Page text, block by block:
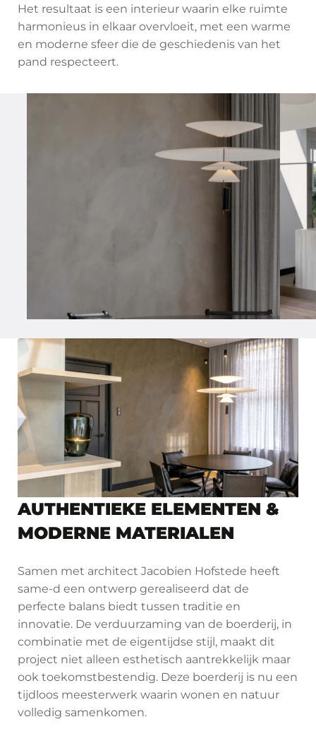
Het resultaat is een interieur waarin elke ruimte
harmonieus in elkaar overvloeit, met een warme
en moderne sfeer die de geschiedenis van het
pand respecteert.
AUTHENTIEKE ELEMENTEN &
MODERNE MATERIALEN
Samen met architect Jacobien Hofstede heeft
same-d een ontwerp gerealiseerd dat de
perfecte balans biedt tussen traditie en
innovatie. De verduurzaming van de boerderij, in
combinatie met de eigentijdse stijl, maakt dit
project niet alleen esthetisch aantrekkelijk maar
ook toekomstbestendig. Deze boerderij is nu een
tijdloos meesterwerk waarin wonen en natuur
volledig samenkomen.